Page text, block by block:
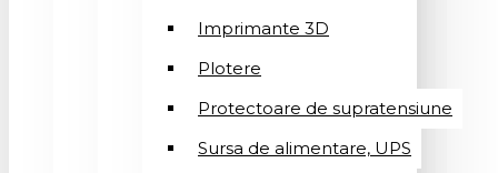
Imprimante 3D
Plotere
Protectoare de supratensiune
Sursa de alimentare, UPS